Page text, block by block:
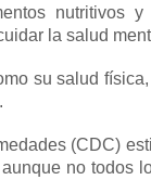
nutritivos
la salud
su salud
(CDC)
no todos